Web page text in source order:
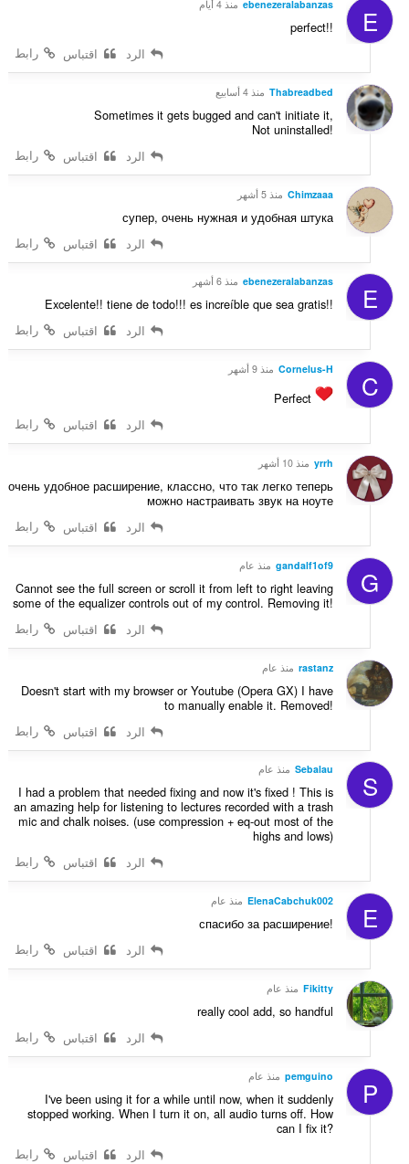
م
ي
م
ت
E
ebenezeralabanzas منذ 4 أيام
perfect!!
رابط
الرد اقتباس
Thabreadbed منذ 4 أسابيع
Sometimes it gets bugged and can't initiate it,
Not uninstalled!
رابط
الرد اقتباس
Chimzaaa منذ 5 أشهر
супер, очень нужная и удобная штука
رابط
الرد اقتباس
E
ebenezeralabanzas منذ 6 أشهر
Excelente!! tiene de todo!!! es increíble que sea gratis!!
رابط
الرد اقتباس
C
Cornelus-H منذ 9 أشهر
Perfect
رابط
الرد اقتباس
yrrh منذ 10 أشهر
очень удобное расширение, классно, что так легко теперь
можно настраивать звук на ноуте
رابط
الرد اقتباس
G
gandalf1of9 منذ عام
Cannot see the full screen or scroll it from left to right leaving
some of the equalizer controls out of my control. Removing it!
رابط
الرد اقتباس
rastanz منذ عام
Doesn't start with my browser or Youtube (Opera GX) I have
to manually enable it. Removed!
رابط
الرد اقتباس
S
Sebalau منذ عام
I had a problem that needed fixing and now it's fixed ! This is
an amazing help for listening to lectures recorded with a trash
mic and chalk noises. (use compression + eq-out most of the
highs and lows)
رابط
الرد اقتباس
E
ElenaCabchuk002 منذ عام
спасибо за расширение!
رابط
الرد اقتباس
Fikitty منذ عام
really cool add, so handful
رابط
الرد اقتباس
P
pemguino منذ عام
I've been using it for a while until now, when it suddenly
stopped working. When I turn it on, all audio turns off. How
can I fix it?
رابط
الرد اقتباس